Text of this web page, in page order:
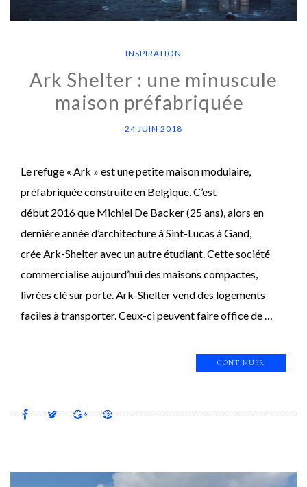
INSPIRATION
Ark Shelter : une minuscule
maison préfabriquée
24 JUIN 2018
Le refuge « Ark » est une petite maison modulaire,
préfabriquée construite en Belgique. C’est
début 2016 que Michiel De Backer (25 ans), alors en
dernière année d’architecture à Sint-Lucas à Gand,
crée Ark-Shelter avec un autre étudiant. Cette société
commercialise aujourd’hui des maisons compactes,
livrées clé sur porte. Ark-Shelter vend des logements
faciles à transporter. Ceux-ci peuvent faire office de …
CONTINUER